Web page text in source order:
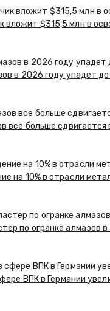
вложит $315,5 млн в
в 2026 году упадет
все больше
на 10% в отрасли
по огранке алмазов
ВПК в Германии